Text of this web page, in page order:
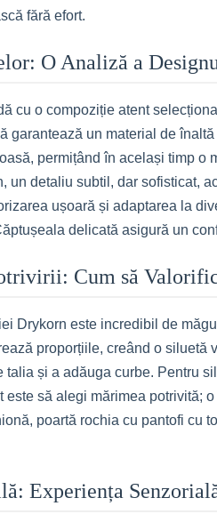
fără efort.
O Analiză a
cu o compoziție atent
garantează un material de
permițând în același timp
un detaliu subtil, dar sofisticat,
ușoară și adaptarea la
delicată asigură un
Cum să
Drykorn este incredibil de
proporțiile, creând o siluetă
talia și a adăuga curbe. Pentru
este să alegi mărimea potrivită;
poartă rochia cu pantofi cu
Experiența